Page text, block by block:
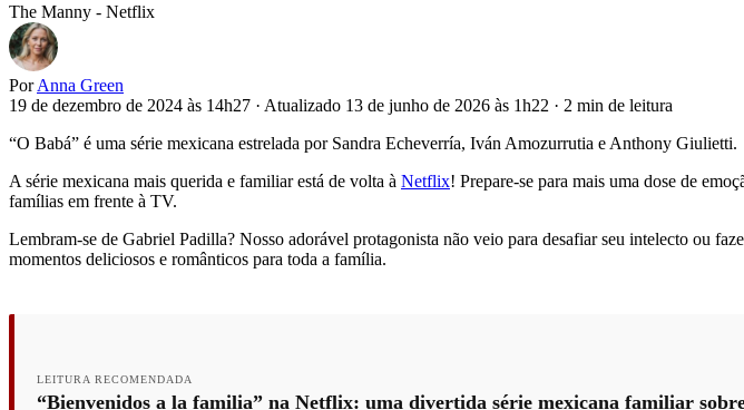
The Manny - Netflix
Por Anna Green
19 de dezembro de 2024 às 14h27 · Atualizado 13 de junho de 2026 às 1h22 · 2 min de leitura
“O Babá” é uma série mexicana estrelada por Sandra Echeverría, Iván Amozurrutia e Anthony Giulietti.
A série mexicana mais querida e familiar está de volta à Netflix! Prepare-se para mais uma dose de
famílias em frente à TV.
Lembram-se de Gabriel Padilla? Nosso adorável protagonista não veio para desafiar seu intelecto ou
momentos deliciosos e românticos para toda a família.
LEITURA RECOMENDADA
“Bienvenidos a la familia” na Netflix: uma divertida série mexicana familiar